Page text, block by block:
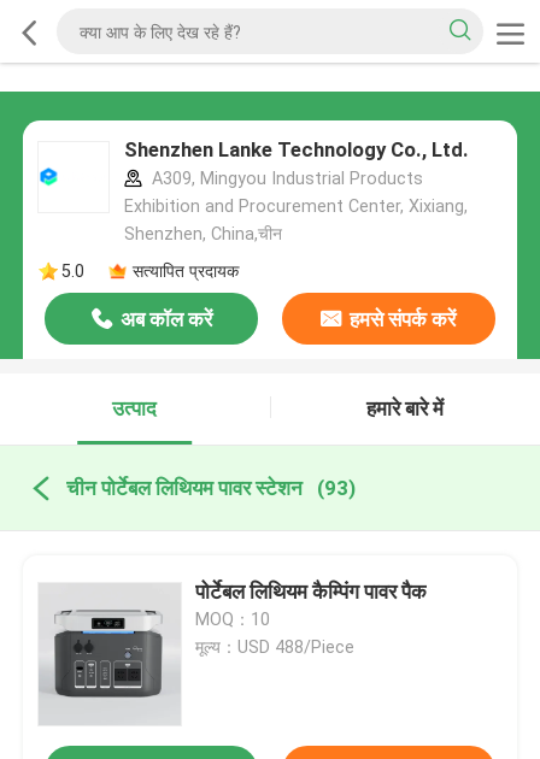
Shenzhen Lanke Technology Co., Ltd.
A309, Mingyou Industrial Products
Exhibition and Procurement Center, Xixiang,
Shenzhen, China,चीन
5.0
सत्यापित प्रदायक
अब कॉल करें हमसे संपर्क करें
उत्पाद हमारे बारे में
चीन पोर्टेबल लिथियम पावर स्टेशन (93)
पोर्टेबल लिथियम कैम्पिंग पावर पैक
MOQ：10
मूल्य：USD 488/Piece